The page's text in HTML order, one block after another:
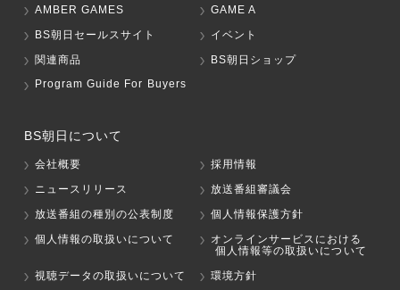
AMBER GAMES
GAME A
BS朝日セールスサイト
イベント
関連商品
BS朝日ショップ
Program Guide For Buyers
BS朝日について
会社概要
採用情報
ニュースリリース
放送番組審議会
放送番組の種別の公表制度
個人情報保護方針
個人情報の取扱いについて
オンラインサービスにおける
個人情報等の取扱いについて
視聴データの取扱いについて
環境方針